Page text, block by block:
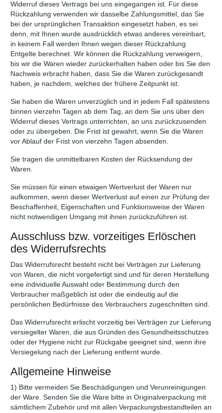
Widerruf dieses Vertrags bei uns eingegangen ist. Für diese
Rückzahlung verwenden wir dasselbe Zahlungsmittel, das Sie
bei der ursprünglichen Transaktion eingesetzt haben, es sei
denn, mit Ihnen wurde ausdrücklich etwas anderes vereinbart;
in keinem Fall werden Ihnen wegen dieser Rückzahlung
Entgelte berechnet. Wir können die Rückzahlung verweigern,
bis wir die Waren wieder zurückerhalten haben oder bis Sie den
Nachweis erbracht haben, dass Sie die Waren zurückgesandt
haben, je nachdem, welches der frühere Zeitpunkt ist.
Sie haben die Waren unverzüglich und in jedem Fall spätestens
binnen vierzehn Tagen ab dem Tag, an dem Sie uns über den
Widerruf dieses Vertrags unterrichten, an uns zurückzusenden
oder zu übergeben. Die Frist ist gewahrt, wenn Sie die Waren
vor Ablauf der Frist von vierzehn Tagen absenden.
Sie tragen die unmittelbaren Kosten der Rücksendung der
Waren.
Sie müssen für einen etwaigen Wertverlust der Waren nur
aufkommen, wenn dieser Wertverlust auf einen zur Prüfung der
Beschaffenheit, Eigenschaften und Funktionsweise der Waren
nicht notwendigen Umgang mit ihnen zurückzuführen ist.
Ausschluss bzw. vorzeitiges Erlöschen
des Widerrufsrechts
Das Widerrufsrecht besteht nicht bei Verträgen zur Lieferung
von Waren, die nicht vorgefertigt sind und für deren Herstellung
eine individuelle Auswahl oder Bestimmung durch den
Verbraucher maßgeblich ist oder die eindeutig auf die
persönlichen Bedürfnisse des Verbrauchers zugeschnitten sind.
Das Widerrufsrecht erlischt vorzeitig bei Verträgen zur Lieferung
versiegelter Waren, die aus Gründen des Gesundheitsschutzes
oder der Hygiene nicht zur Rückgabe geeignet sind, wenn ihre
Versiegelung nach der Lieferung entfernt wurde.
Allgemeine Hinweise
1) Bitte vermeiden Sie Beschädigungen und Verunreinigungen
der Ware. Senden Sie die Ware bitte in Originalverpackung mit
sämtlichem Zubehör und mit allen Verpackungsbestandteilen an